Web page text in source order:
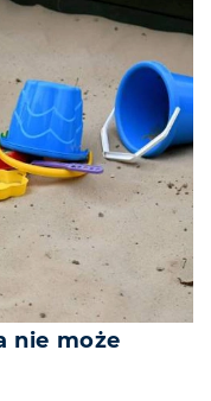
nie może